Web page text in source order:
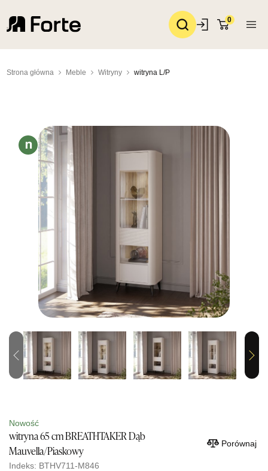
0
Strona główna Meble Witryny witryna L/P
Previous Next
Nowość
witryna 65 cm BREATHTAKER Dąb
Mauvella/Piaskowy
Indeks: BTHV711-M846
Porównaj